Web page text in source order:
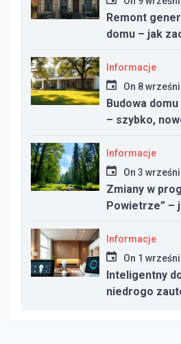
Remont
domu – jak
i na co uważać
Informacje
On 8
Budowa
– szybko,
taniej?
Informacje
On 3
Zmiany w
Powietrze” –
dotację w
Informacje
On 1
Inteligentny
niedrogo